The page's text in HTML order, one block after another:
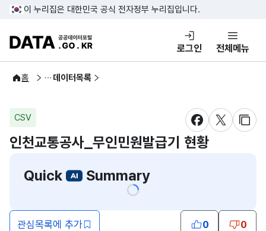
콘텐츠 바로가기
푸터 바로가기
이 누리집은 대한민국 공식 전자정부 누리집입니다.
DATA.GO.KR 공공데이터포털
로그인 전체메뉴
홈
공공데이터 데이터목록
CSV
새창 열림새창 열림
새창
인천교통공사_무인민원발급기 현황
Quick
Summary
관심목록에 추가 0 0